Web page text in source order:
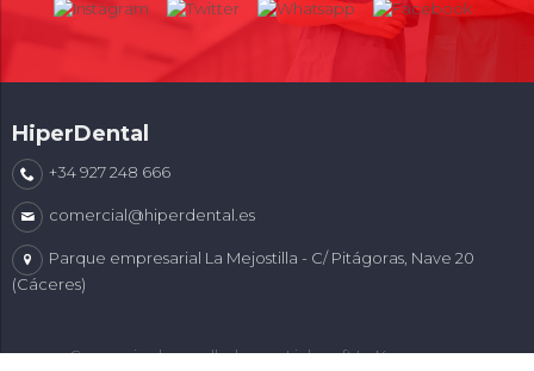
HiperDental
+34 927 248 666
comercial@hiperdental.es
Parque empresarial La Mejostilla - C/ Pitágoras, Nave 20
(Cáceres)
Comercio desarrollado conLinkasoft LeKommerce